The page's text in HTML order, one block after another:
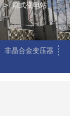
>箱式变电站
非晶合金变压器